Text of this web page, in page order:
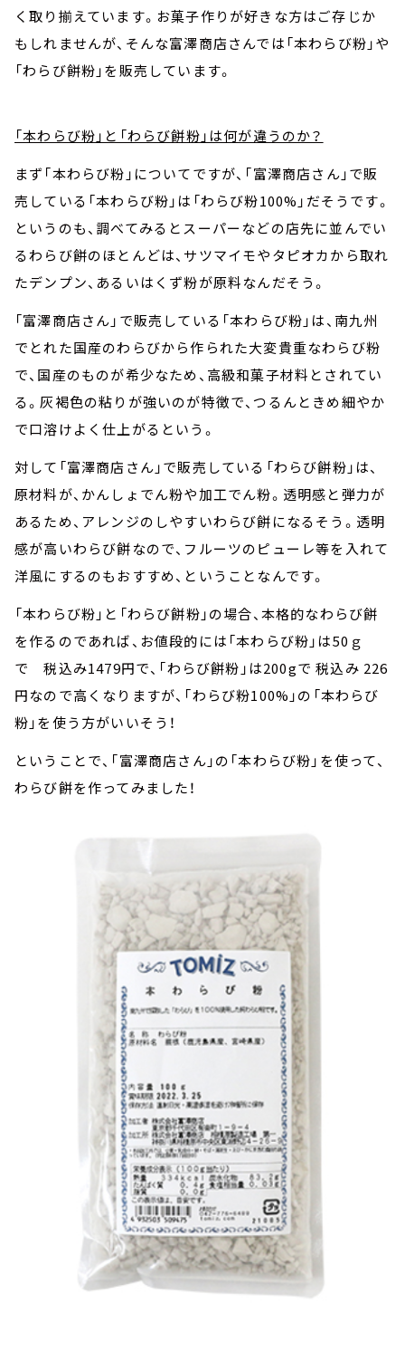
く取り揃えています。お菓子作りが好きな方はご存じか
もしれませんが、そんな富澤商店さんでは「本わらび粉」や
「わらび餅粉」を販売しています。
「本わらび粉」と「わらび餅粉」は何が違うのか？
まず「本わらび粉」についてですが、「富澤商店さん」で販
売している「本わらび粉」は「わらび粉100%」だそうです。
というのも、調べてみるとスーパーなどの店先に並んでい
るわらび餅のほとんどは、サツマイモやタピオカから取れ
たデンプン、あるいはくず粉が原料なんだそう。
「富澤商店さん」で販売している「本わらび粉」は、南九州
でとれた国産のわらびから作られた大変貴重なわらび粉
で、国産のものが希少なため、高級和菓子材料とされてい
る。灰褐色の粘りが強いのが特徴で、つるんときめ細やか
で口溶けよく仕上がるという。
対して「富澤商店さん」で販売している「わらび餅粉」は、
原材料が、かんしょでん粉や加工でん粉。透明感と弾力が
あるため、アレンジのしやすいわらび餅になるそう。透明
感が高いわらび餅なので、フルーツのピューレ等を入れて
洋風にするのもおすすめ、ということなんです。
「本わらび粉」と「わらび餅粉」の場合、本格的なわらび餅
を作るのであれば、お値段的には「本わらび粉」は50ｇ
で 税込み1479円で、「わらび餅粉」は200gで 税込み 226
円なので高くなりますが、「わらび粉100%」の「本わらび
粉」を使う方がいいそう！
ということで、「富澤商店さん」の「本わらび粉」を使って、
わらび餅を作ってみました！